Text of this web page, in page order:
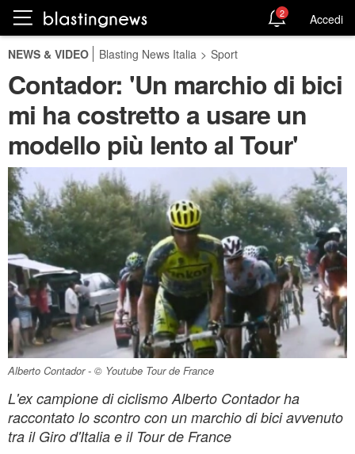
2 Accedi
NEWS & VIDEO Blasting News Italia > Sport
Contador: 'Un marchio di bici
mi ha costretto a usare un
modello più lento al Tour'
Alberto Contador - © Youtube Tour de France
L'ex campione di ciclismo Alberto Contador ha
raccontato lo scontro con un marchio di bici avvenuto
tra il Giro d'Italia e il Tour de France